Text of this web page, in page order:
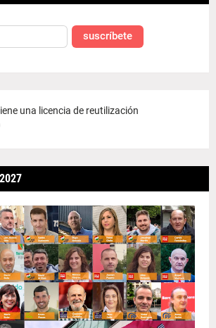
suscríbete
una licencia de reutilización